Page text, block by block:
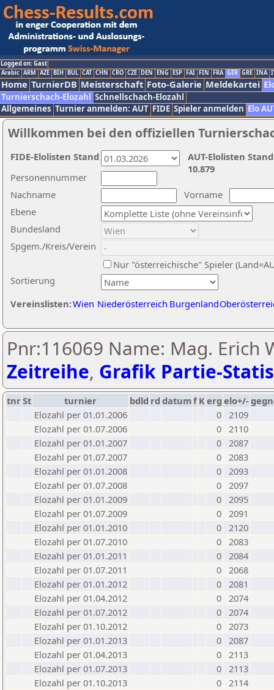
Logged on: Gast
Arabic ARM AZE BIH BUL CAT CHN CRO CZE DEN ENG ESP FAI FIN FRA GER GRE INA
Home TurnierDB Meisterschaft Foto-Galerie Meldekartei
Turnierschach-Elozahl Schnellschach-Elozahl
Allgemeines Turnier anmelden: AUT FIDE Spieler anmelden Elo
Willkommen bei den offiziellen
Nachname
Vorname
Ebene
Sortierung
Personennummer
Bundesland
Spgem./Kreis/Verein
Nur "österreichische" Spieler
Vereinslisten:Wien Niederösterreich Burgenland
AUT-Elolisten
10.879
FIDE-Elolisten Stand
Pnr:116069 Name: Mag. Erich
Zeitreihe, Grafik Partie-
tnrSt turnier bdld rd datumf Kerg elo+/-
Elozahl per 01.01.2006
0 2109
Elozahl per 01.07.2006
0 2110
Elozahl per 01.01.2007
0 2087
Elozahl per 01.07.2007
0 2083
Elozahl per 01.01.2008
0 2093
Elozahl per 01.07.2008
0 2097
Elozahl per 01.01.2009
0 2095
Elozahl per 01.07.2009
0 2091
Elozahl per 01.01.2010
0 2120
Elozahl per 01.07.2010
0 2083
Elozahl per 01.01.2011
0 2084
Elozahl per 01.07.2011
0 2068
Elozahl per 01.01.2012
0 2081
Elozahl per 01.04.2012
0 2074
Elozahl per 01.07.2012
0 2074
Elozahl per 01.10.2012
0 2073
Elozahl per 01.01.2013
0 2087
Elozahl per 01.04.2013
0 2113
Elozahl per 01.07.2013
0 2113
Elozahl per 01.10.2013
0 2114